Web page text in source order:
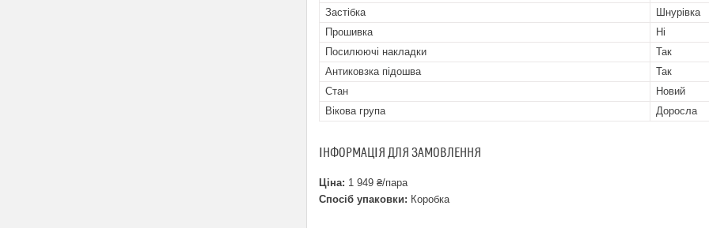
Застібка
Шнурівка
Прошивка
Ні
Посилюючі накладки
Так
Антиковзка підошва
Так
Стан
Новий
Вікова група
Доросла
ІНФОРМАЦІЯ ДЛЯ ЗАМОВЛЕННЯ
Ціна: 1 949 ₴/пара
Спосіб упаковки: Коробка